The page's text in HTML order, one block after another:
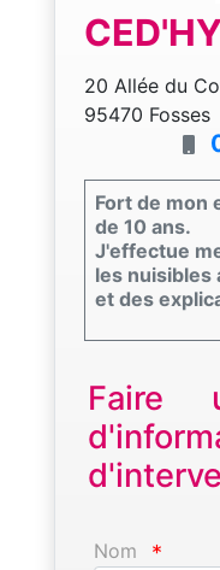
20 Allée du
95470 Fosses
Fort de mon
de 10 ans.
J'effectue
les nuisibles
et des
Faire
Nom *